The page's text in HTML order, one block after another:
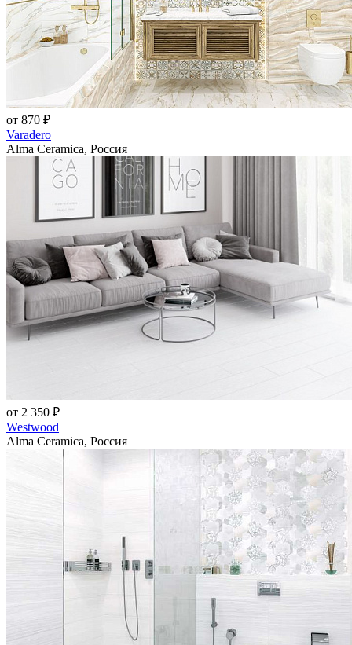
от 870 ₽
Varadero
Alma Ceramica, Россия
от 2 350 ₽
Westwood
Alma Ceramica, Россия